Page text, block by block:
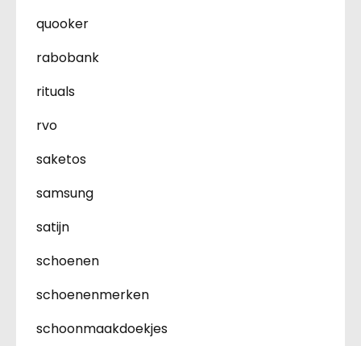
quooker
rabobank
rituals
rvo
saketos
samsung
satijn
schoenen
schoenenmerken
schoonmaakdoekjes